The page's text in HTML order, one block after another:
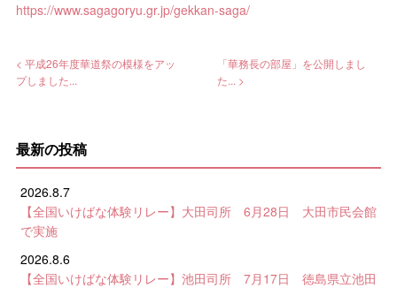
https://www.sagagoryu.gr.jp/gekkan-saga/
< 平成26年度華道祭の模様をアッ
プしました...
「華務長の部屋」を公開しまし
た... >
最新の投稿
2026.8.7
【全国いけばな体験リレー】大田司所 6月28日 大田市民会館
で実施
2026.8.6
【全国いけばな体験リレー】池田司所 7月17日 徳島県立池田